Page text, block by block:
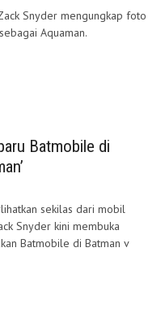
Snyder mengungkap foto
Aquaman.
Batmobile di
sekilas dari mobil
Snyder kini membuka
Batmobile di Batman v